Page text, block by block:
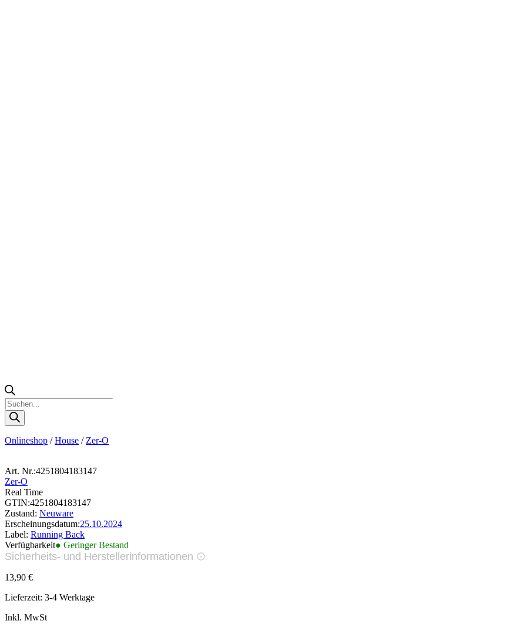
Products
search
Onlineshop /House / Zer-O
Art. Nr.:4251804183147
Zer-O
Real Time
GTIN:4251804183147
Zustand: Neuware
Erscheinungsdatum:25.10.2024
Label: Running Back
Verfügbarkeit● Geringer Bestand
Sicherheits- und Herstellerinformationen
13,90 €
Lieferzeit: 3-4 Werktage
Inkl. MwSt